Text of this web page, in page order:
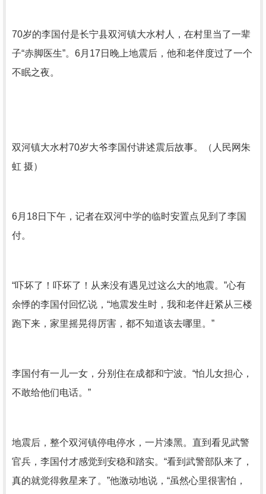
70岁的李国付是长宁县双河镇大水村人，在村里当了一辈
子“赤脚医生”。6月17日晚上地震后，他和老伴度过了一个
不眠之夜。
双河镇大水村70岁大爷李国付讲述震后故事。（人民网朱
虹 摄）
6月18日下午，记者在双河中学的临时安置点见到了李国
付。
“吓坏了！吓坏了！从来没有遇见过这么大的地震。”心有
余悸的李国付回忆说，“地震发生时，我和老伴赶紧从三楼
跑下来，家里摇晃得厉害，都不知道该去哪里。”
李国付有一儿一女，分别住在成都和宁波。“怕儿女担心，
不敢给他们电话。”
地震后，整个双河镇停电停水，一片漆黑。直到看见武警
官兵，李国付才感觉到安稳和踏实。“看到武警部队来了，
真的就觉得救星来了。”他激动地说，“虽然心里很害怕，